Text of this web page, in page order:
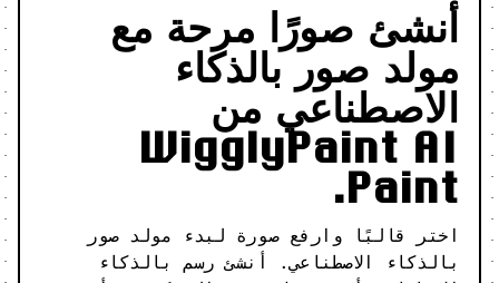
أنشئ صورًا مرحة مع
مولد صور بالذكاء
الاصطناعي من
WigglyPaint AI
Paint.
اختر قالبًا وارفع صورة لبدء مولد صور
بالذكاء الاصطناعي. أنشئ رسم بالذكاء